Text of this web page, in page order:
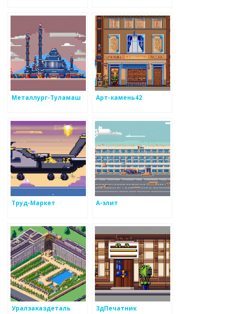
Металлург-Туламаш Арт-камень42
Труд-Маркет А-элит
Уралзаказдеталь 3дПечатник